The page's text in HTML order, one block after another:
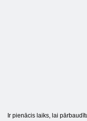
Ir pienācis laiks, lai